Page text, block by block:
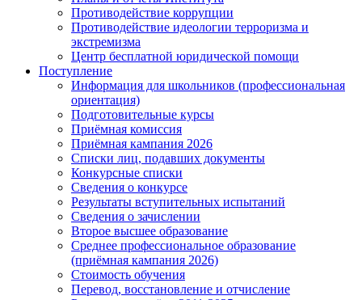
Противодействие коррупции
Противодействие идеологии терроризма и
экстремизма
Центр бесплатной юридической помощи
Поступление
Информация для школьников (профессиональная
ориентация)
Подготовительные курсы
Приёмная комиссия
Приёмная кампания 2026
Списки лиц, подавших документы
Конкурсные списки
Сведения о конкурсе
Результаты вступительных испытаний
Сведения о зачислении
Второе высшее образование
Среднее профессиональное образование
(приёмная кампания 2026)
Стоимость обучения
Перевод, восстановление и отчисление